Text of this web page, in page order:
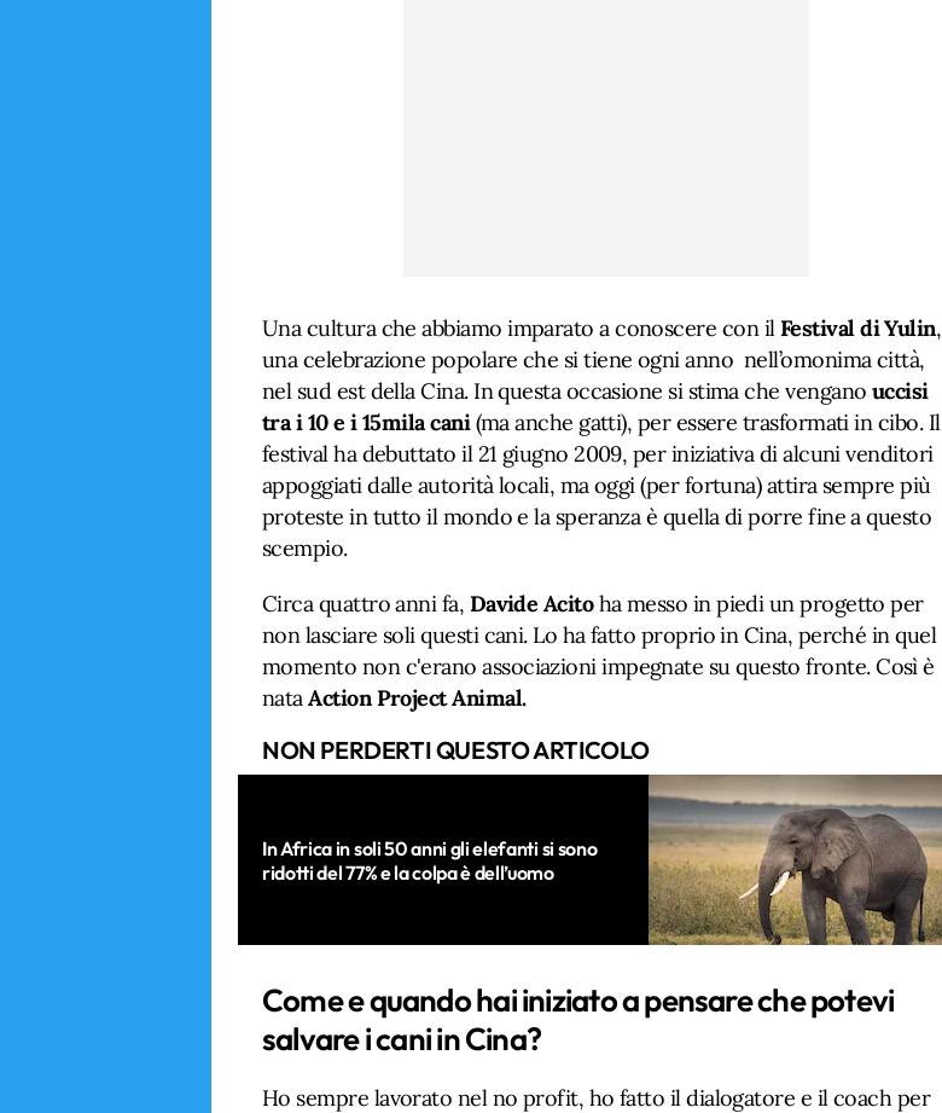
Una cultura che abbiamo imparato a conoscere con ilFestival di Yulin,
una celebrazione popolare che si tiene ogni anno nell’omonima città,
nel sud est della Cina. In questa occasione si stima che vengano uccisi
tra i 10 e i 15mila cani(ma anche gatti), per essere trasformati in cibo. Il
festival ha debuttato il 21 giugno 2009, per iniziativa di alcuni venditori
appoggiati dalle autorità locali, ma oggi (per fortuna) attira sempre più
proteste in tutto il mondo e la speranza è quella di porre fine a questo
scempio.
Circa quattro anni fa, Davide Acitoha messo in piedi un progetto per
non lasciare soli questi cani. Lo ha fatto proprio in Cina, perché in quel
momento non c'erano associazioni impegnate su questo fronte. Così è
nataAction Project Animal.
NON PERDERTI QUESTO ARTICOLO
In Africa in soli 50 anni gli elefanti si sono
ridotti del 77% e la colpa è dell’uomo
Come e quando hai iniziato a pensare che potevi
salvare i cani in Cina?
Ho sempre lavorato nel no profit, ho fatto il dialogatore e il coach per